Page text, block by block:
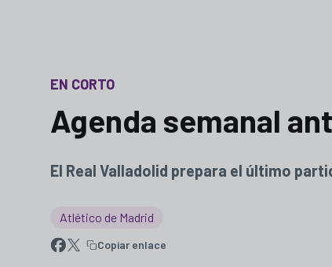
EN CORTO
Agenda semanal
El Real Valladolid prepara el último
Atlético de Madrid
Copiar enlace